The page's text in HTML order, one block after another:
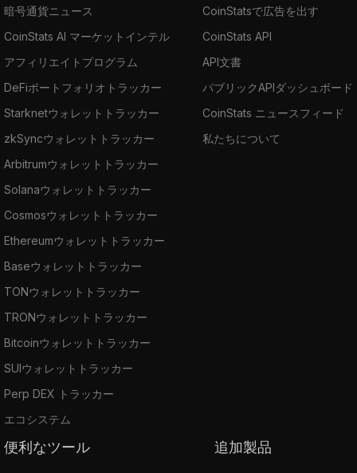
暗号通貨ニュース
CoinStats AI マーケットインテル
アフィリエイトプログラム
DeFiポートフォリオトラッカー
Starknetウォレットトラッカー
zkSyncウォレットトラッカー
Arbitrumウォレットトラッカー
Solanaウォレットトラッカー
Cosmosウォレットトラッカー
Ethereumウォレットトラッカー
Baseウォレットトラッカー
TONウォレットトラッカー
TRONウォレットトラッカー
Bitcoinウォレットトラッカー
SUIウォレットトラッカー
Perp DEX トラッカー
エコシステム
CoinStatsで広告を出す
CoinStats API
API文書
パブリックAPIダッシュボード
CoinStats ニュースフィード
私たちについて
便利なツール 追加製品